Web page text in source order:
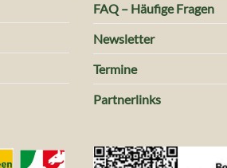
FAQ – Häufige Fragen
Newsletter
Termine
Partnerlinks